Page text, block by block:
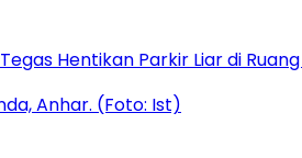
Hentikan Parkir Liar di